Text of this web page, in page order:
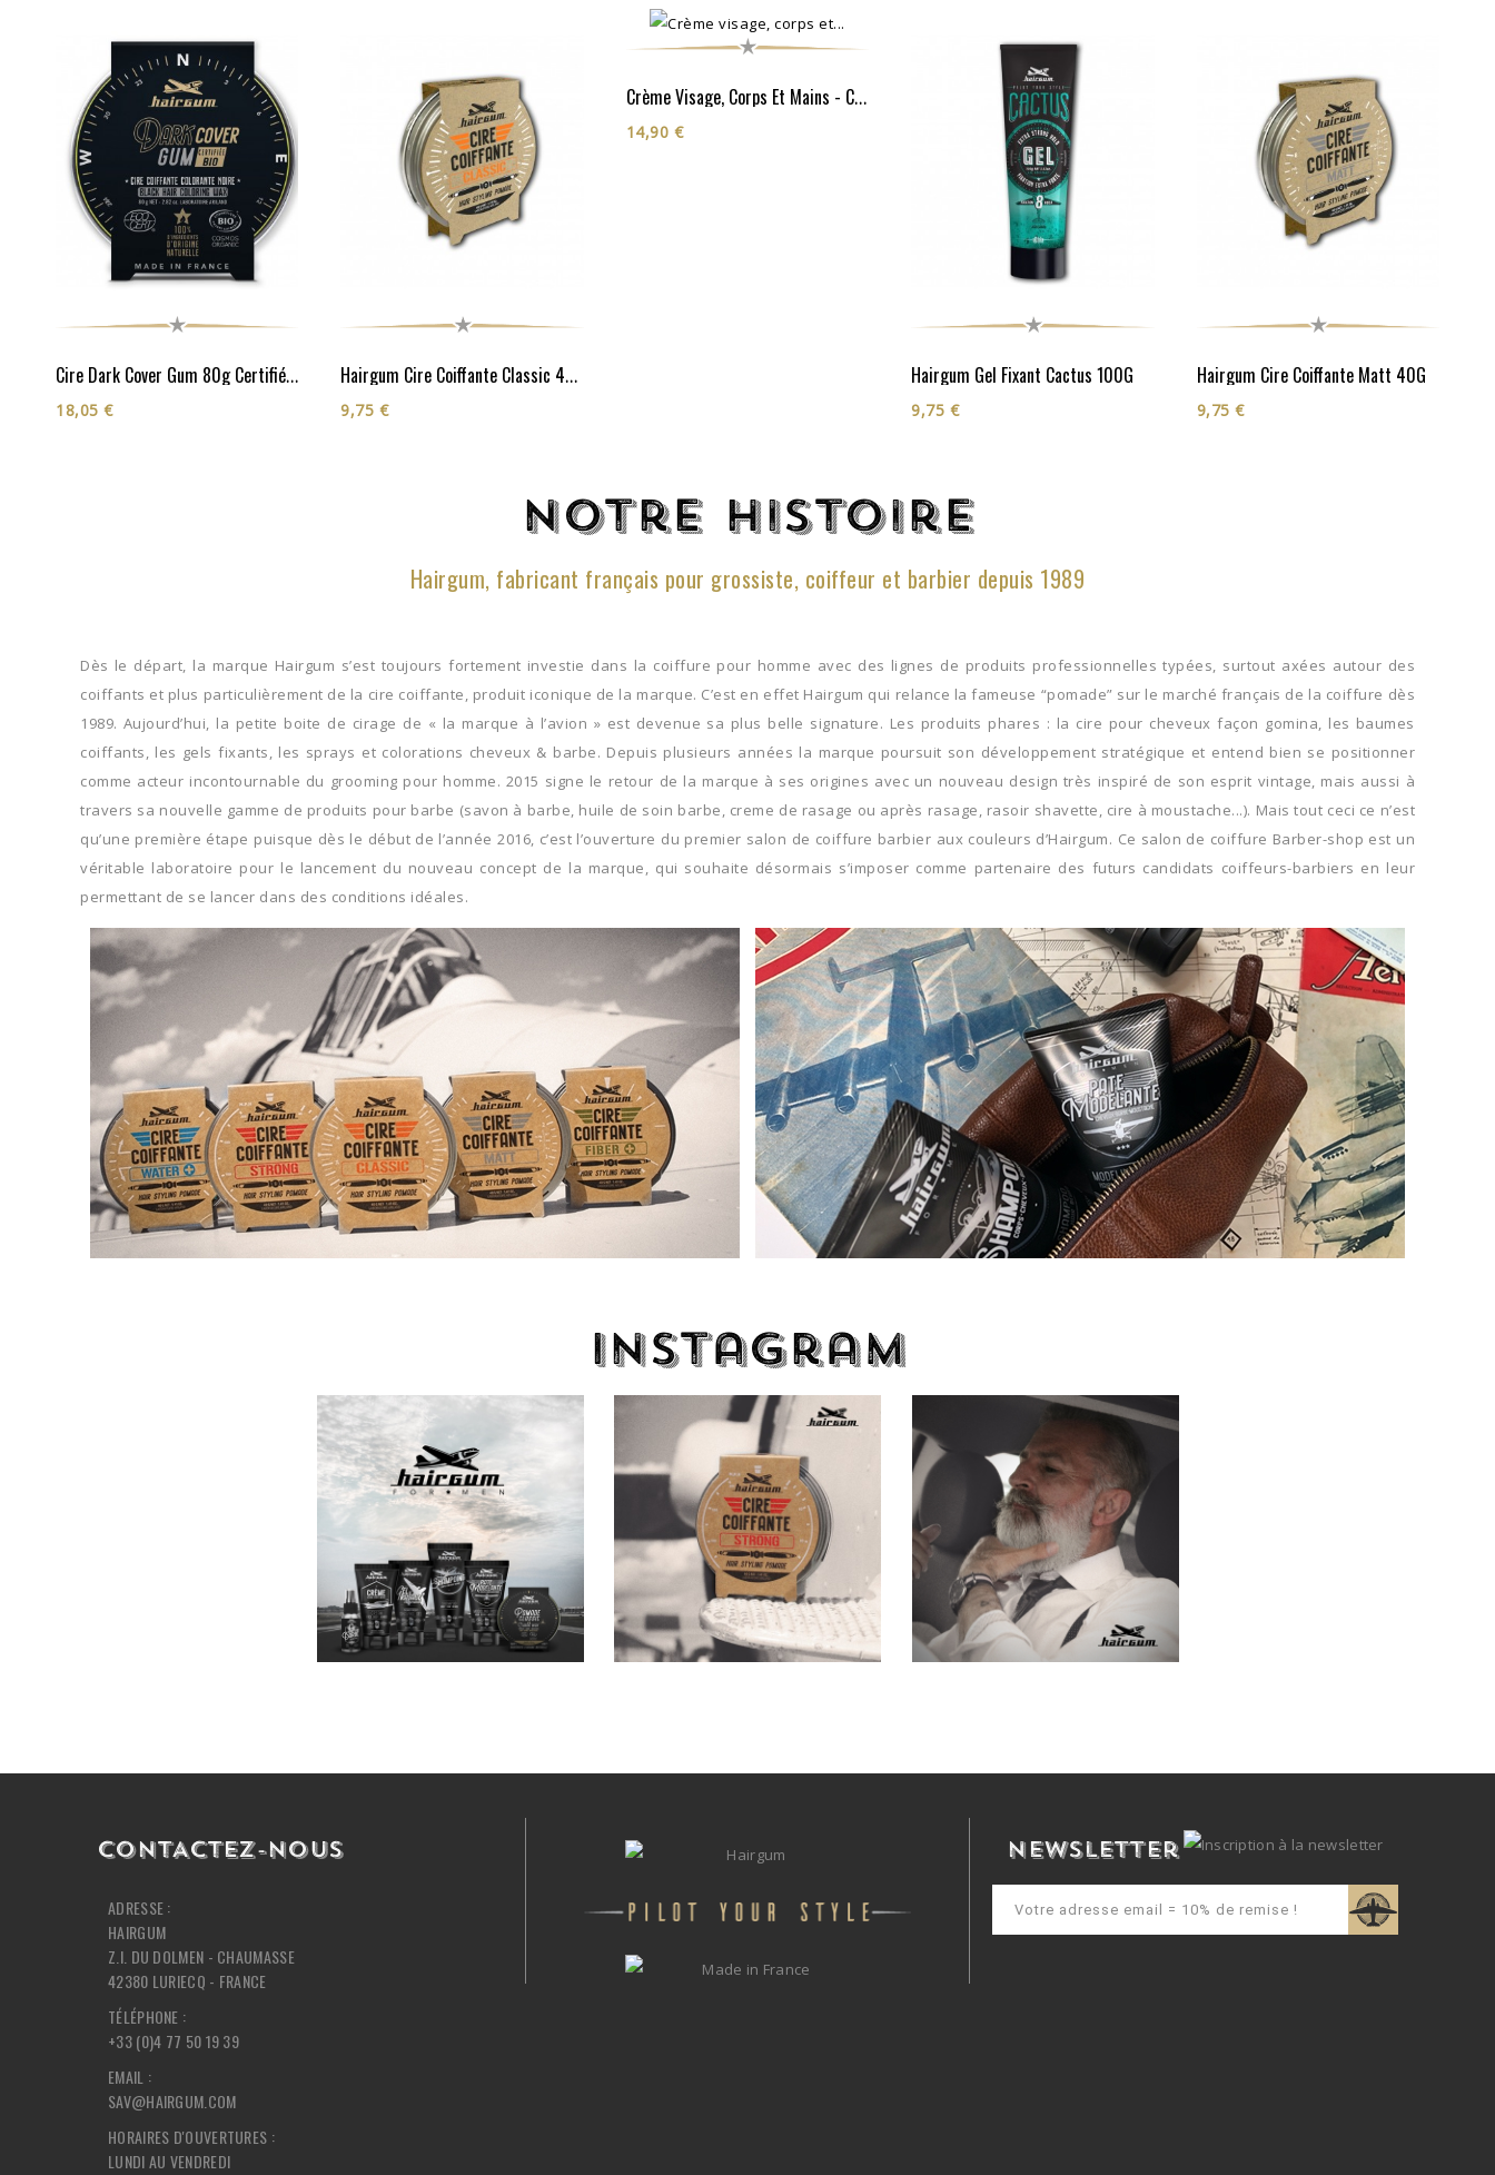
Cire Dark Cover Gum 80g Certifiée Cosmos Organic**
18,05 €
Hairgum Cire Coiffante Classic 40G
9,75 €
Crème Visage, Corps Et Mains - Cosmos Organic**
14,90 €
Hairgum Gel Fixant Cactus 100G
9,75 €
Hairgum Cire Coiffante Matt 40G
9,75 €
Notre histoire
Hairgum, fabricant français pour grossiste, coiffeur et barbier depuis 1989
Dès le départ, la marque Hairgum s’est toujours fortement investie dans la coiffure pour homme avec des lignes de produits professionnelles typées, surtout axées autour des
coiffants et plus particulièrement de la cire coiffante, produit iconique de la marque. C’est en effet Hairgum qui relance la fameuse “pomade” sur le marché français de la coiffure dès
1989. Aujourd’hui, la petite boite de cirage de « la marque à l’avion » est devenue sa plus belle signature. Les produits phares : la cire pour cheveux façon gomina, les baumes
coiffants, les gels fixants, les sprays et colorations cheveux & barbe. Depuis plusieurs années la marque poursuit son développement stratégique et entend bien se positionner
comme acteur incontournable du grooming pour homme. 2015 signe le retour de la marque à ses origines avec un nouveau design très inspiré de son esprit vintage, mais aussi à
travers sa nouvelle gamme de produits pour barbe (savon à barbe, huile de soin barbe, creme de rasage ou après rasage, rasoir shavette, cire à moustache...). Mais tout ceci ce n’est
qu’une première étape puisque dès le début de l’année 2016, c’est l’ouverture du premier salon de coiffure barbier aux couleurs d’Hairgum. Ce salon de coiffure Barber-shop est un
véritable laboratoire pour le lancement du nouveau concept de la marque, qui souhaite désormais s’imposer comme partenaire des futurs candidats coiffeurs-barbiers en leur
permettant de se lancer dans des conditions idéales.
Instagram
CONTACTEZ-NOUS
ADRESSE :
HAIRGUM
Z.I. DU DOLMEN - CHAUMASSE
42380 LURIECQ - FRANCE
TÉLÉPHONE :
+33 (0)4 77 50 19 39
EMAIL :
SAV@HAIRGUM.COM
HORAIRES D'OUVERTURES :
LUNDI AU VENDREDI
Newsletter